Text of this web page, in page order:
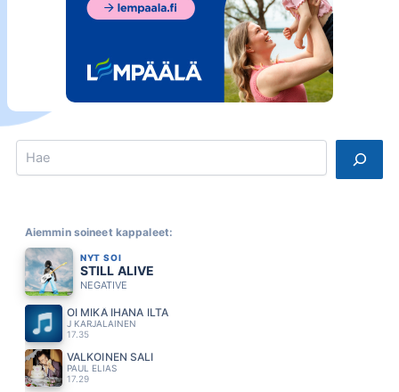
Search
Aiemmin soineet kappaleet:
NYT SOI
STILL ALIVE
NEGATIVE
OI MIKÄ IHANA ILTA
J KARJALAINEN
17.35
VALKOINEN SALI
PAUL ELIAS
17.29